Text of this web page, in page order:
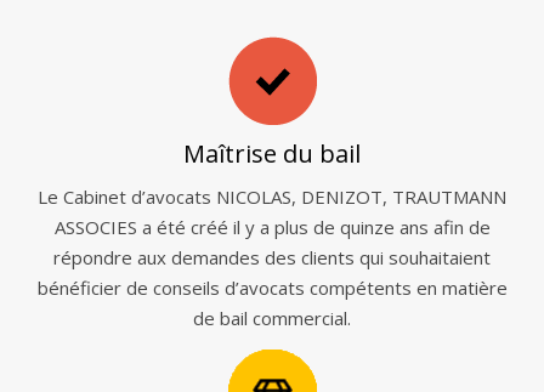
Maîtrise du bail
Le Cabinet d’avocats NICOLAS, DENIZOT, TRAUTMANN
ASSOCIES a été créé il y a plus de quinze ans afin de
répondre aux demandes des clients qui souhaitaient
bénéficier de conseils d’avocats compétents en matière
de bail commercial.